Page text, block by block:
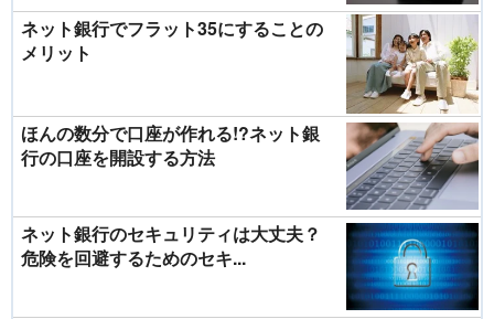
ネット銀行でフラット35にすることの
メリット
ほんの数分で口座が作れる!?ネット銀
行の口座を開設する方法
ネット銀行のセキュリティは大丈夫？
危険を回避するためのセキ...